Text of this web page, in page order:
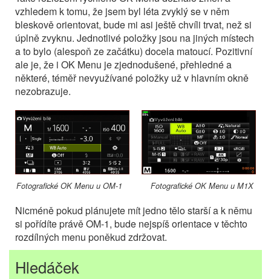
vzhledem k tomu, že jsem byl léta zvyklý se v něm
bleskově orientovat, bude mi asi ještě chvíli trvat, než si
úplně zvyknu. Jednotlivé položky jsou na jiných místech
a to bylo (alespoň ze začátku) docela matoucí. Pozitivní
ale je, že i OK Menu je zjednodušené, přehledné a
některé, téměř nevyužívané položky už v hlavním okně
nezobrazuje.
Fotografické OK Menu u OM-1 Fotografické OK Menu u M1X
Nicméně pokud plánujete mít jedno tělo starší a k němu
si pořídíte právě OM-1, bude nejspíš orientace v těchto
rozdílných menu poněkud zdržovat.
Hledáček